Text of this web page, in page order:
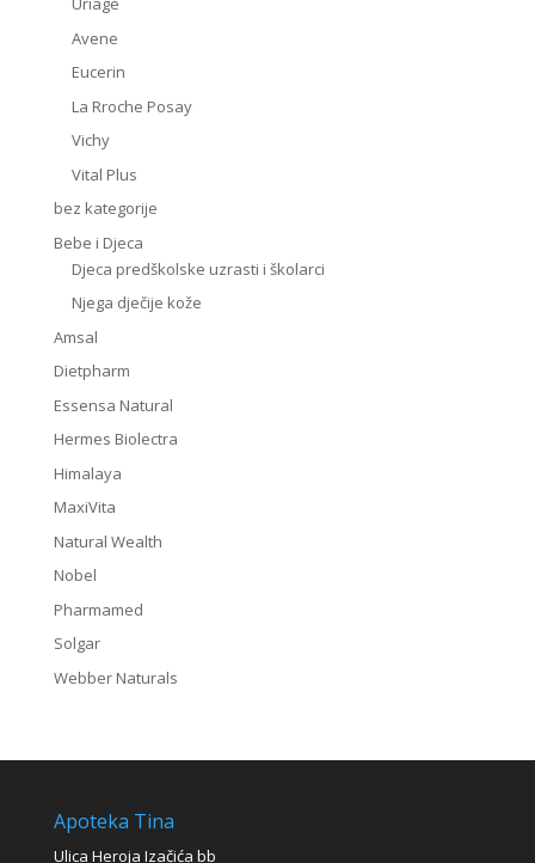
Avene
Eucerin
La Rroche Posay
Vichy
Vital Plus
bez kategorije
Bebe i Djeca
Djeca predškolske uzrasti i školarci
Njega dječije kože
Amsal
Dietpharm
Essensa Natural
Hermes Biolectra
Himalaya
MaxiVita
Natural Wealth
Nobel
Pharmamed
Solgar
Webber Naturals
Apoteka Tina
Ulica Heroja Izačića bb